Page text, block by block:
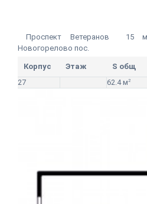
Проспект Ветеранов
15
Новогорелово пос.
Корпус Этаж S общ
27
62.4 м2